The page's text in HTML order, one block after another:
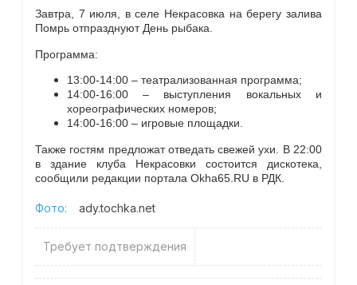
Завтра, 7 июля, в селе Некрасовка на берегу залива
Помрь отпразднуют День рыбака.
Программа:
13:00-14:00 – театрализованная программа;
14:00-16:00 – выступления вокальных и
хореографических номеров;
14:00-16:00 – игровые площадки.
Также гостям предложат отведать свежей ухи. В 22:00
в здание клуба Некрасовки состоится дискотека,
сообщили редакции портала Okha65.RU в РДК.
Фото: ady.tochka.net
Требует подтверждения